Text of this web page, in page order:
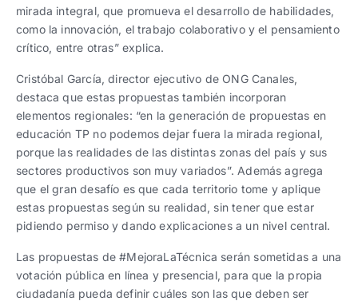
mirada integral, que promueva el desarrollo de habilidades,
como la innovación, el trabajo colaborativo y el pensamiento
crítico, entre otras” explica.
Cristóbal García, director ejecutivo de ONG Canales,
destaca que estas propuestas también incorporan
elementos regionales: “en la generación de propuestas en
educación TP no podemos dejar fuera la mirada regional,
porque las realidades de las distintas zonas del país y sus
sectores productivos son muy variados”. Además agrega
que el gran desafío es que cada territorio tome y aplique
estas propuestas según su realidad, sin tener que estar
pidiendo permiso y dando explicaciones a un nivel central.
Las propuestas de #MejoraLaTécnica serán sometidas a una
votación pública en línea y presencial, para que la propia
ciudadanía pueda definir cuáles son las que deben ser